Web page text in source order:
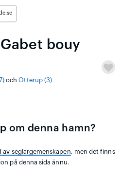
bouy
ochOtterup (3)
om denna hamn?
av seglargemenskapen, men det finns
på denna sida ännu.